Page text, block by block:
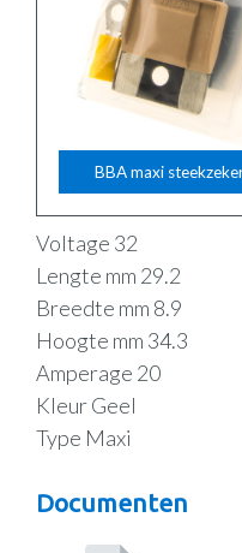
BBA maxi
Voltage 32
Lengte mm 29.2
Breedte mm 8.9
Hoogte mm 34.3
Amperage 20
Kleur Geel
Type Maxi
Documenten